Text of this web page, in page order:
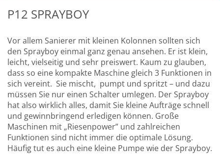
P12 SPRAYBOY
Vor allem Sanierer mit kleinen Kolonnen sollten sich
den Sprayboy einmal ganz genau ansehen. Er ist klein,
leicht, vielseitig und sehr preiswert. Kaum zu glauben,
dass so eine kompakte Maschine gleich 3 Funktionen in
sich vereint. Sie mischt, pumpt und spritzt – und dazu
müssen Sie nur einen Schalter umlegen. Der Sprayboy
hat also wirklich alles, damit Sie kleine Aufträge schnell
und gewinnbringend erledigen können. Große
Maschinen mit „Riesenpower” und zahlreichen
Funktionen sind nicht immer die optimale Lösung.
Häufig tut es auch eine kleine Pumpe wie der Sprayboy.